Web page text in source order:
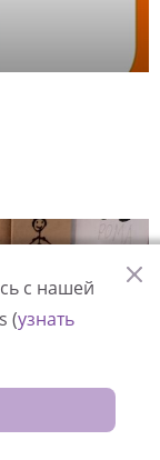
с нашей
(узнать